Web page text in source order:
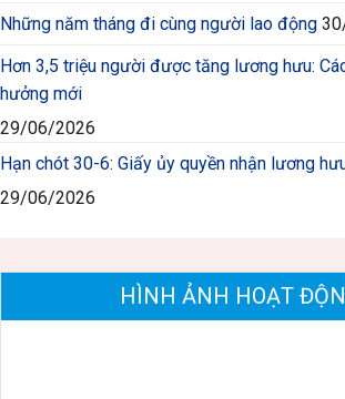
Những năm tháng đi cùng người lao động
Hơn 3,5 triệu người được tăng lương hưu:
hưởng mới
29/06/2026
Hạn chót 30-6: Giấy ủy quyền nhận lương
29/06/2026
HÌNH ẢNH HOẠT